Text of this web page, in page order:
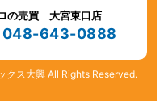
の売買 大宮東口店
048-643-0888
クス大興 All Rights Reserved.